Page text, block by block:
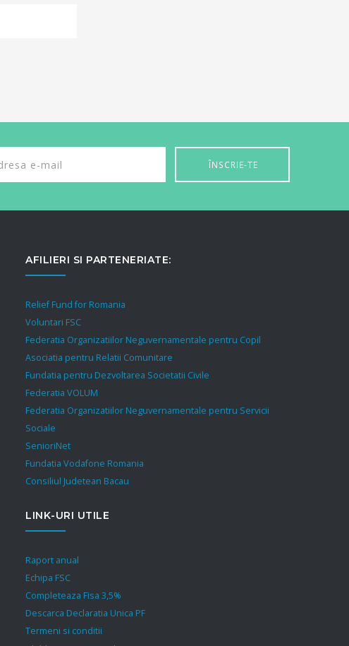
AFILIERI SI PARTENERIATE:
Relief Fund for Romania
Voluntari FSC
Federatia Organizatiilor Neguvernamentale pentru Copil
Asociatia pentru Relatii Comunitare
Fundatia pentru Dezvoltarea Societatii Civile
Federatia VOLUM
Federatia Organizatiilor Neguvernamentale pentru Servicii
Sociale
SenioriNet
Fundatia Vodafone Romania
Consiliul Judetean Bacau
LINK-URI UTILE
Raport anual
Echipa FSC
Completeaza Fisa 3,5%
Descarca Declaratia Unica PF
Termeni si conditii